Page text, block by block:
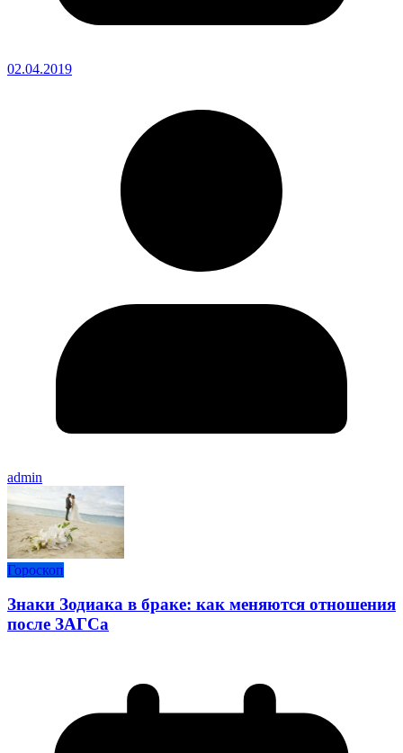
02.04.2019
admin
Гороскоп
Знаки Зодиака в браке: как меняются отношения
после ЗАГСа